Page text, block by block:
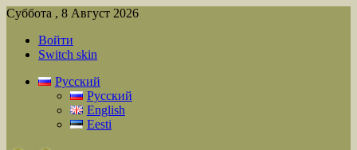
Суббота , 8 Август 2026
Войти
Switch skin
Русский
Русский
English
Eesti